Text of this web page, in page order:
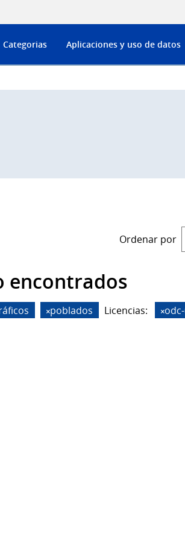
Categorias Aplicaciones y uso de datos
Ordenar por
encontrados
poblados Licencias: